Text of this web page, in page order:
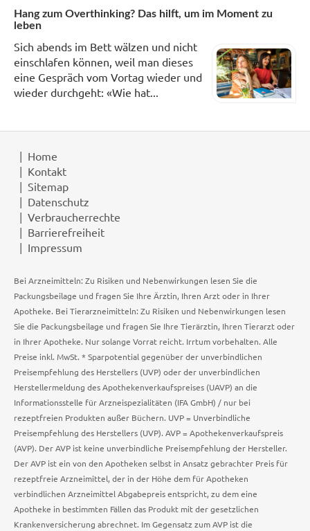
Hang zum Overthinking? Das hilft, um im Moment zu
leben
Sich abends im Bett wälzen und nicht
einschlafen können, weil man dieses
eine Gespräch vom Vortag wieder und
wieder durchgeht: «Wie hat...
Home
Kontakt
Sitemap
Datenschutz
Verbraucherrechte
Barrierefreiheit
Impressum
Bei Arzneimitteln: Zu Risiken und Nebenwirkungen lesen Sie die
Packungsbeilage und fragen Sie Ihre Ärztin, Ihren Arzt oder in Ihrer
Apotheke. Bei Tierarzneimitteln: Zu Risiken und Nebenwirkungen lesen
Sie die Packungsbeilage und fragen Sie Ihre Tierärztin, Ihren Tierarzt oder
in Ihrer Apotheke. Nur solange Vorrat reicht. Irrtum vorbehalten. Alle
Preise inkl. MwSt. * Sparpotential gegenüber der unverbindlichen
Preisempfehlung des Herstellers (UVP) oder der unverbindlichen
Herstellermeldung des Apothekenverkaufspreises (UAVP) an die
Informationsstelle für Arzneispezialitäten (IFA GmbH) / nur bei
rezeptfreien Produkten außer Büchern. UVP = Unverbindliche
Preisempfehlung des Herstellers (UVP). AVP = Apothekenverkaufspreis
(AVP). Der AVP ist keine unverbindliche Preisempfehlung der Hersteller.
Der AVP ist ein von den Apotheken selbst in Ansatz gebrachter Preis für
rezeptfreie Arzneimittel, der in der Höhe dem für Apotheken
verbindlichen Arzneimittel Abgabepreis entspricht, zu dem eine
Apotheke in bestimmten Fällen das Produkt mit der gesetzlichen
Krankenversicherung abrechnet. Im Gegensatz zum AVP ist die